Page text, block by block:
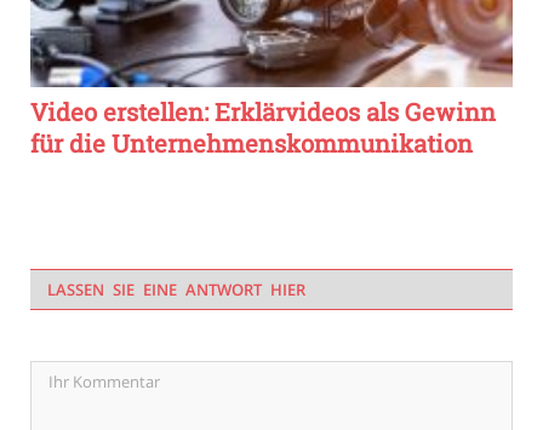
Video erstellen: Erklärvideos als Gewinn
für die Unternehmenskommunikation
LASSEN SIE EINE ANTWORT HIER